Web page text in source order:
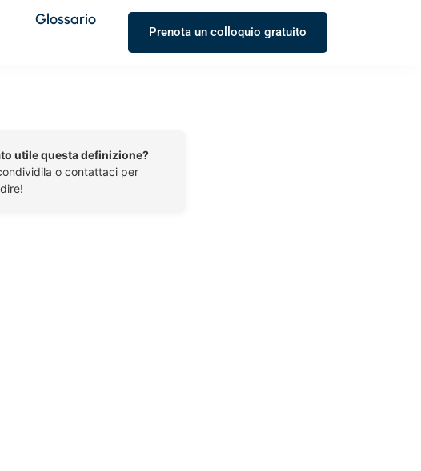
Glossario
Prenota un colloquio gratuito
utile questa definizione?
o contattaci per